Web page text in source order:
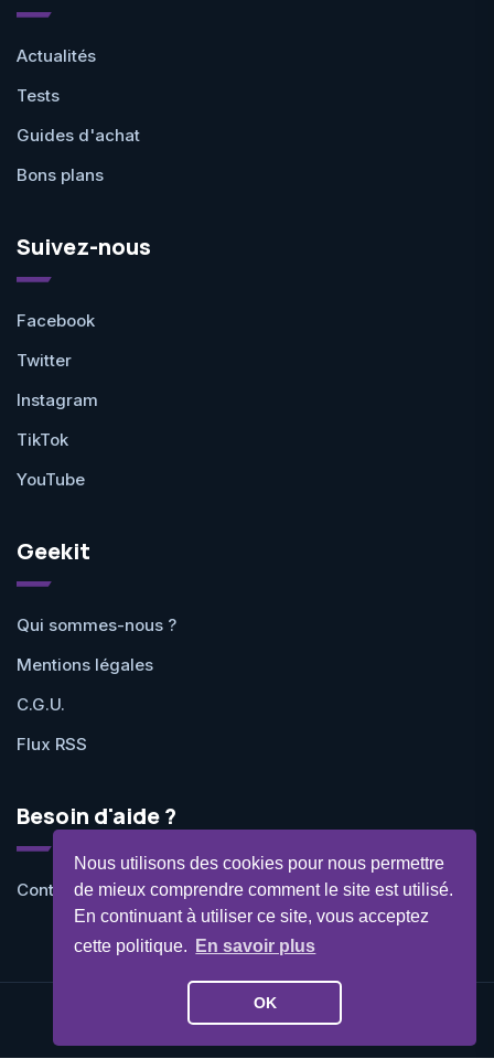
Nous utilisons des cookies pour nous permettre
de mieux comprendre comment le site est utilisé.
En continuant à utiliser ce site, vous acceptez
cette politique.
En savoir plus
OK
Actualités
Tests
Guides d'achat
Bons plans
Suivez-nous
Facebook
Twitter
Instagram
TikTok
YouTube
Geekit
Qui sommes-nous ?
Mentions légales
C.G.U.
Flux RSS
Besoin d'aide ?
Contactez-nous
©Geekit 2026 - Tous droits réservés